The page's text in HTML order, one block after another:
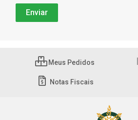
Meus Pedidos
Notas Fiscais